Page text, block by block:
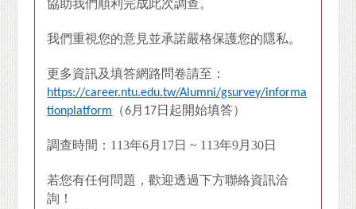
協助我們順利完成此次調查。
我們重視您的意見並承諾嚴格保護您的隱私。
更多資訊及填答網路問卷請至：
https://career.ntu.edu.tw/Alumni/gsurvey/informa
tionplatform
（6月 17日起開始填答）
調查時間：113年6月17日 ~ 113年9月30日
若您有任何問題，歡迎透過下方聯絡資訊洽
詢！